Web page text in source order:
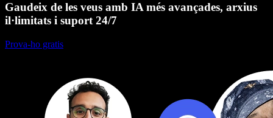
Gaudeix de les veus amb IA més avançades, arxius
il·limitats i suport 24/7
Prova-ho gratis